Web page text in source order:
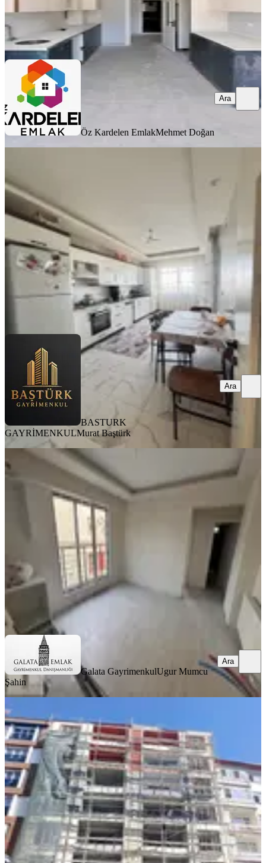
Öz Kardelen Emlak Mehmet Doğan
Ara
Öz Kardelen EmlakMehmet Doğan
Ara
Kuzey Çevreyolunda Satılık Daire
3+1·
4.350.000 ₺
BASTURK GAYRİMENKULMurat Baştürk
BASTURK
GAYRİMENKULMurat Baştürk
Ara
KOMBİLİ
Paşaköşkü Ana Cadde Üzerinde
Satılık 1+1 Daireler
Battalgazi, Hacı Abdi Mahallesi
1+1·45 m²
2.250.000 ₺
Galata GayrimenkulUgur Mumcu Şahin
Ara
Galata GayrimenkulUgur Mumcu
Şahin
Ara
Girişin'de Satılık 2+1 Daire
Battalgazi, Paşaköşkü Mahallesi
2+1·100 m²·6. Kat·29.07.2026
3.850.000 ₺
BTR gayrimenkulCİHAT BATUR